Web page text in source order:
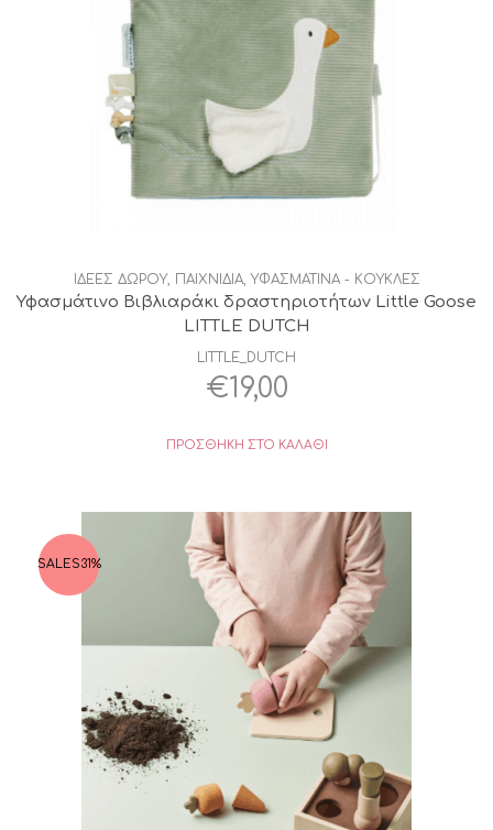
ΙΔΕΕΣ ΔΩΡΟΥ, ΠΑΙΧΝΙΔΙΑ,ΥΦΑΣΜΑΤΙΝΑ - ΚΟΥΚΛΕΣ
Υφασμάτινο Βιβλιαράκι δραστηριοτήτων Little Goose
LITTLE DUTCH
LITTLE_DUTCH
€19,00
ΠΡΟΣΘΉΚΗ ΣΤΟ ΚΑΛΆΘΙ
SALES31%